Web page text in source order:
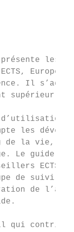
les
Il
supérieur
d’utilisation
les
de la vie,
Le guide
de suivi du
de
qui